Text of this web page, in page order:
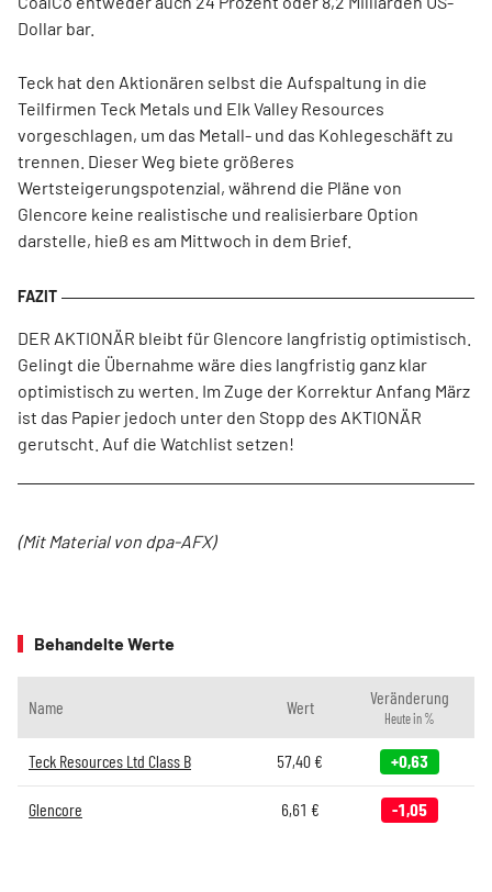
Dollar bar.
Teck hat den Aktionären selbst die Aufspaltung in die
Teilfirmen Teck Metals und Elk Valley Resources
vorgeschlagen, um das Metall- und das Kohlegeschäft zu
trennen. Dieser Weg biete größeres
Wertsteigerungspotenzial, während die Pläne von
Glencore keine realistische und realisierbare Option
darstelle, hieß es am Mittwoch in dem Brief.
DER AKTIONÄR bleibt für Glencore langfristig optimistisch.
Gelingt die Übernahme wäre dies langfristig ganz klar
optimistisch zu werten. Im Zuge der Korrektur Anfang März
ist das Papier jedoch unter den Stopp des AKTIONÄR
gerutscht. Auf die Watchlist setzen!
(Mit Material von dpa-AFX)
Behandelte Werte
Name Wert Veränderung
Heute in %
Teck Resources Ltd Class B 57,40 € +0,63
Glencore 6,61 € -1,05